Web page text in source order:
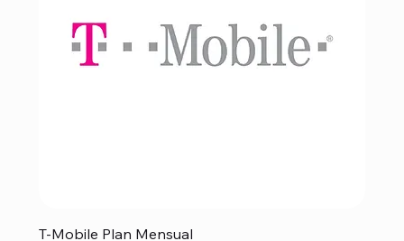
T-Mobile Plan Mensual